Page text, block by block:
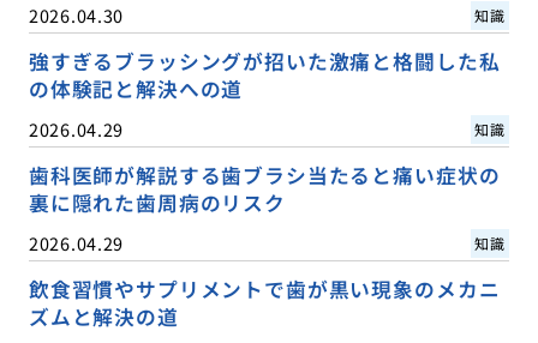
2026.04.30 知識
強すぎるブラッシングが招いた激痛と格闘した私
の体験記と解決への道
2026.04.29 知識
歯科医師が解説する歯ブラシ当たると痛い症状の
裏に隠れた歯周病のリスク
2026.04.29 知識
飲食習慣やサプリメントで歯が黒い現象のメカニ
ズムと解決の道